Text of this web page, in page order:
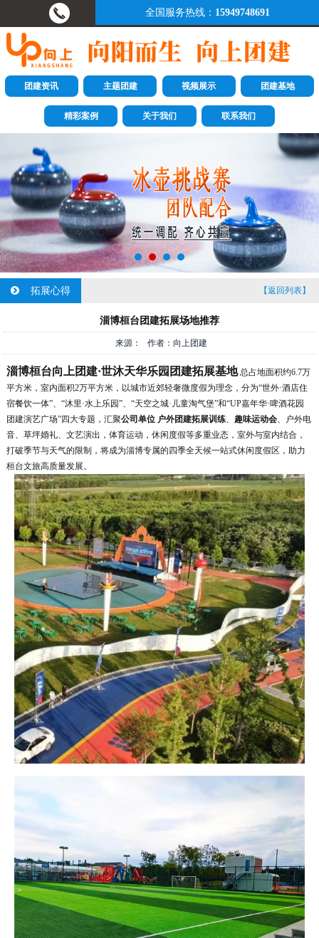
全国服务热线： 15949748691
团建资讯 主题团建 视频展示 团建基地
精彩案例 关于我们 联系我们
拓展心得 【返回列表】
淄博桓台团建拓展场地推荐
来源： 作者：向上团建
淄博桓台向上团建·世沐天华乐园团建拓展基地 总占地面积约6.7万
平方米，室内面积2万平方米，以城市近郊轻奢微度假为理念，分为“世外·酒店住
宿餐饮一体”、“沐里·水上乐园”、“天空之城·儿童淘气堡”和“UP嘉年华·啤酒花园
团建演艺广场”四大专题，汇聚公司单位 户外团建拓展训练 、趣味运动会 、户外电
音、草坪婚礼、文艺演出，体育运动，休闲度假等多重业态，室外与室内结合，
打破季节与天气的限制，将成为淄博专属的四季全天候一站式休闲度假区，助力
桓台文旅高质量发展。